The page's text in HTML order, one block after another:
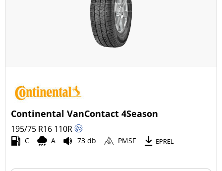
Continental VanContact 4Season
195/75 R16 110R
C A 73 db PMSF EPREL